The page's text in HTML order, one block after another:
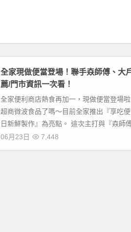
全家現做便當登場！聯手𡘙師傅、
薦/門市資訊一次看！
全家便利商店熱食再加一，現做便當登場
超商微波食品了嗎～目前全家推出『享吃
日新鮮製作』為亮點。 這次主打與『𡘙師
06月23日
7,448